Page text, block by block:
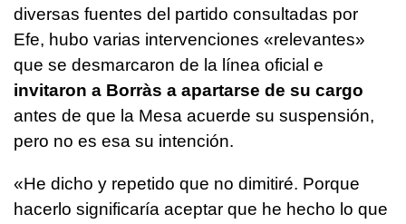
diversas fuentes del partido consultadas por
Efe, hubo varias intervenciones «relevantes»
que se desmarcaron de la línea oficial e
invitaron a Borràs a apartarse de su cargo
antes de que la Mesa acuerde su suspensión,
pero no es esa su intención.
«He dicho y repetido que no dimitiré. Porque
hacerlo significaría aceptar que he hecho lo que